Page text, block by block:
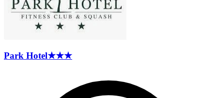
Park Hotel★★★